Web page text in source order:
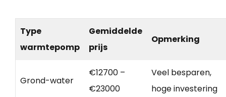
Type
warmtepomp
Gemiddelde
prijs
Opmerking
Grond-water
€12700 –
€23000
Veel besparen,
hoge investering